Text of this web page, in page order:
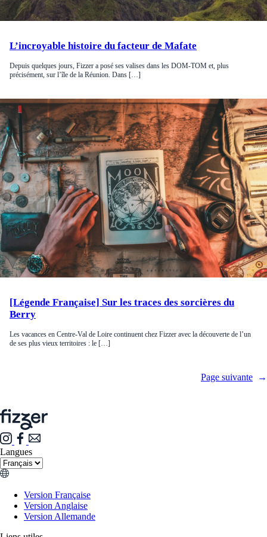
L’incroyable histoire du facteur de Mafate
Depuis quelques jours, Fizzer a posé ses valises dans les DOM-TOM et, plus
précisément, sur l’île de la Réunion. Dans […]
[Légende Française] Sur les traces des sorcières du
Berry
Les vacances en Centre-Val de Loire continuent chez Fizzer avec la découverte de l’un
de ses plus vieux territoires : le […]
Page suivante →
Langues
Version Française
Version Anglaise
Version Allemande